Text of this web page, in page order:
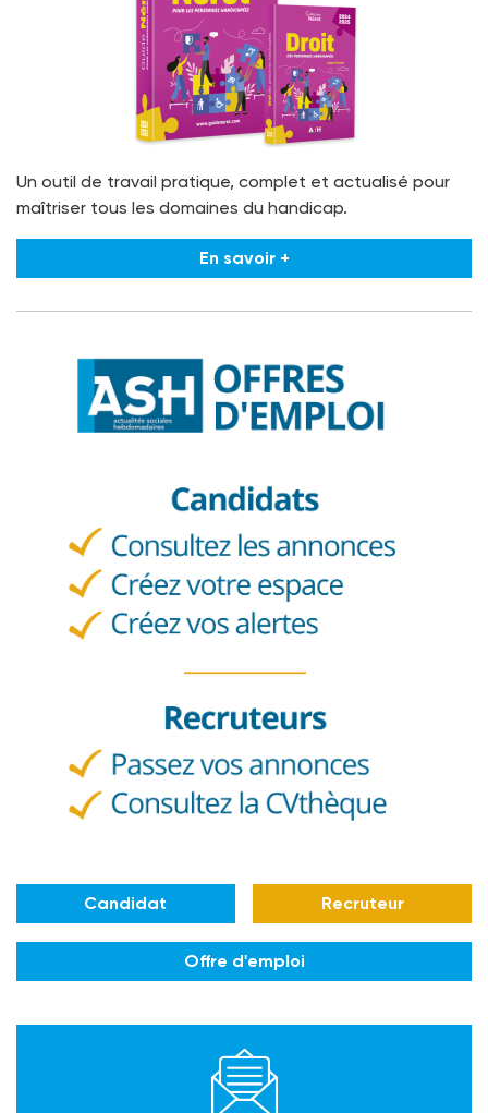
Un outil de travail pratique, complet et actualisé pour
maîtriser tous les domaines du handicap.
En savoir +
Candidat Recruteur
Offre d'emploi